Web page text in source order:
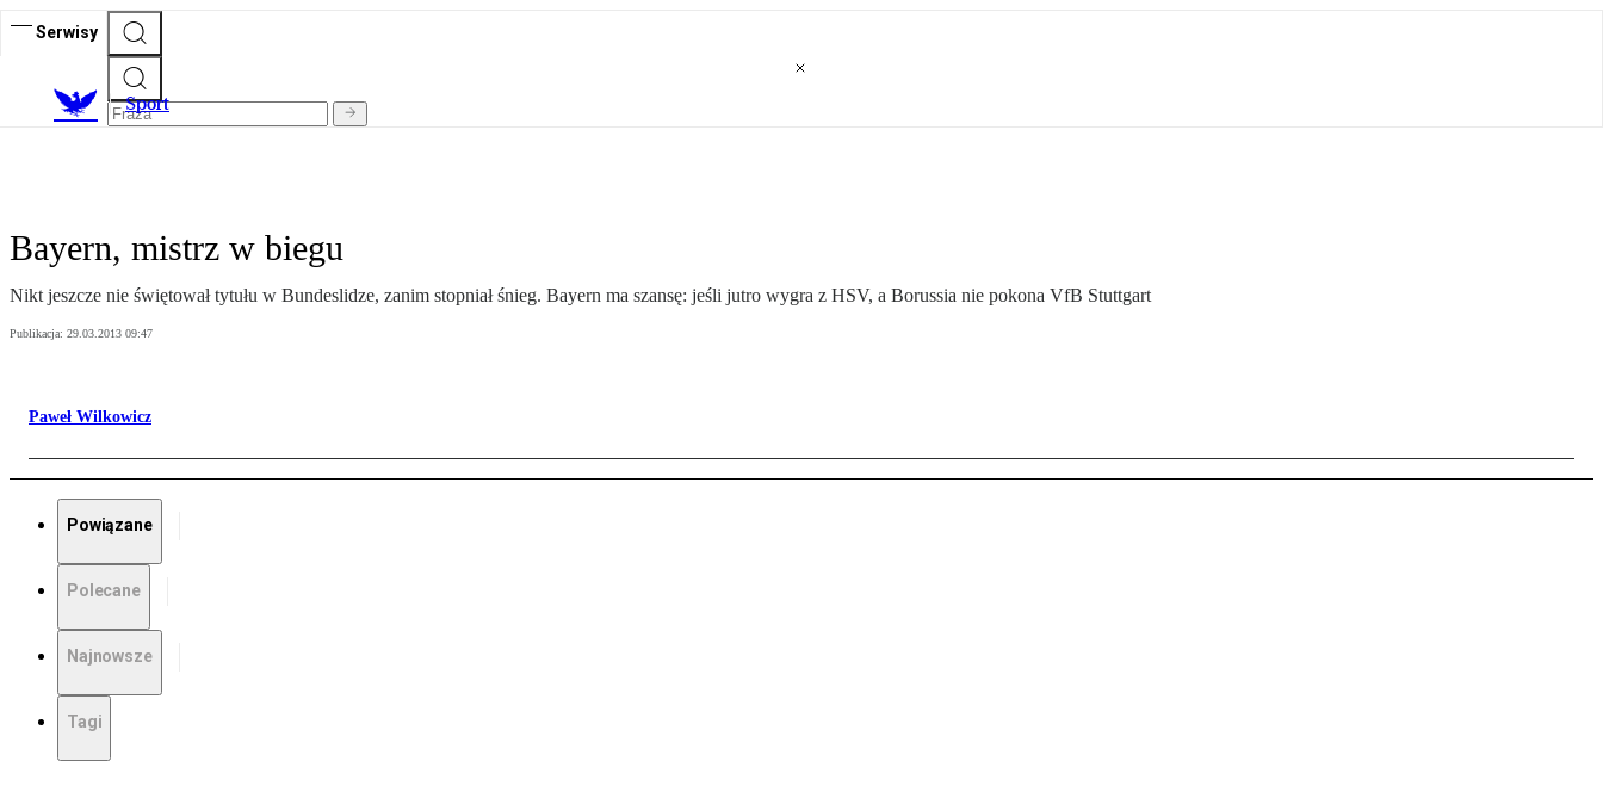
Serwisy
Sport
Bayern, mistrz w biegu
Nikt jeszcze nie świętował tytułu w Bundeslidze, zanim stopniał śnieg. Bayern ma szansę: jeśli jutro wygra z HSV, a Borussia nie pokona VfB Stuttgart
Publikacja: 29.03.2013 09:47
Paweł Wilkowicz
Powiązane
Polecane
Najnowsze
Tagi